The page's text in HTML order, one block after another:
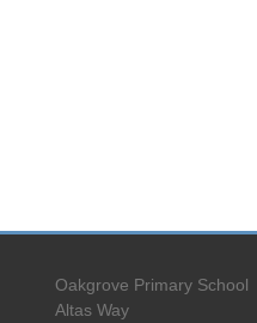
Oakgrove Primary School
Altas Way